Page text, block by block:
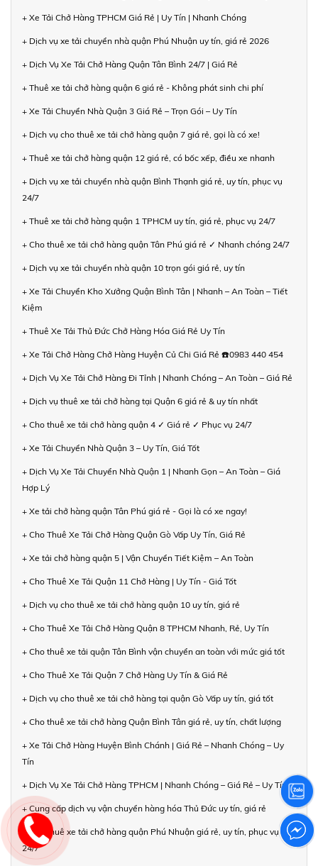
+ Xe Tải Chở Hàng TPHCM Giá Rẻ | Uy Tín | Nhanh Chóng
+ Dịch vụ xe tải chuyển nhà quận Phú Nhuận uy tín, giá rẻ 2026
+ Dịch Vụ Xe Tải Chở Hàng Quận Tân Bình 24/7 | Giá Rẻ
+ Thuê xe tải chở hàng quận 6 giá rẻ - Không phát sinh chi phí
+ Xe Tải Chuyển Nhà Quận 3 Giá Rẻ – Trọn Gói – Uy Tín
+ Dịch vụ cho thuê xe tải chở hàng quận 7 giá rẻ, gọi là có xe!
+ Thuê xe tải chở hàng quận 12 giá rẻ, có bốc xếp, điều xe nhanh
+ Dịch vụ xe tải chuyển nhà quận Bình Thạnh giá rẻ, uy tín, phục vụ
24/7
+ Thuê xe tải chở hàng quận 1 TPHCM uy tín, giá rẻ, phục vụ 24/7
+ Cho thuê xe tải chở hàng quận Tân Phú giá rẻ ✓ Nhanh chóng 24/7
+ Dịch vụ xe tải chuyển nhà quận 10 trọn gói giá rẻ, uy tín
+ Xe Tải Chuyển Kho Xưởng Quận Bình Tân | Nhanh – An Toàn – Tiết
Kiệm
+ Thuê Xe Tải Thủ Đức Chở Hàng Hóa Giá Rẻ Uy Tín
+ Xe Tải Chở Hàng Chở Hàng Huyện Củ Chi Giá Rẻ ☎️0983 440 454
+ Dịch Vụ Xe Tải Chở Hàng Đi Tỉnh | Nhanh Chóng – An Toàn – Giá Rẻ
+ Dịch vụ thuê xe tải chở hàng tại Quận 6 giá rẻ & uy tín nhất
+ Cho thuê xe tải chở hàng quận 4 ✓ Giá rẻ ✓ Phục vụ 24/7
+ Xe Tải Chuyển Nhà Quận 3 – Uy Tín, Giá Tốt
+ Dịch Vụ Xe Tải Chuyển Nhà Quận 1 | Nhanh Gọn – An Toàn – Giá
Hợp Lý
+ Xe tải chở hàng quận Tân Phú giá rẻ - Gọi là có xe ngay!
+ Cho Thuê Xe Tải Chở Hàng Quận Gò Vấp Uy Tín, Giá Rẻ
+ Xe tải chở hàng quận 5 | Vận Chuyển Tiết Kiệm – An Toàn
+ Cho Thuê Xe Tải Quận 11 Chở Hàng | Uy Tín - Giá Tốt
+ Dịch vụ cho thuê xe tải chở hàng quận 10 uy tín, giá rẻ
+ Cho Thuê Xe Tải Chở Hàng Quận 8 TPHCM Nhanh, Rẻ, Uy Tín
+ Cho thuê xe tải quận Tân Bình vận chuyển an toàn với mức giá tốt
+ Cho Thuê Xe Tải Quận 7 Chở Hàng Uy Tín & Giá Rẻ
+ Dịch vụ cho thuê xe tải chở hàng tại quận Gò Vấp uy tín, giá tốt
+ Cho thuê xe tải chở hàng Quận Bình Tân giá rẻ, uy tín, chất lượng
+ Xe Tải Chở Hàng Huyện Bình Chánh | Giá Rẻ – Nhanh Chóng – Uy
Tín
+ Dịch Vụ Xe Tải Chở Hàng TPHCM | Nhanh Chóng – Giá Rẻ – Uy Tín
+ Cung cấp dịch vụ vận chuyển hàng hóa Thủ Đức uy tín, giá rẻ
+ Cho thuê xe tải chở hàng quận Phú Nhuận giá rẻ, uy tín, phục vụ
24/7